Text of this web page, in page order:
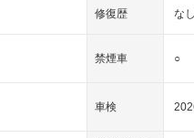
修復歴 なし
禁煙車 ○
車検